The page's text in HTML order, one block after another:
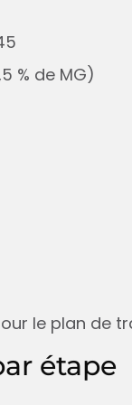
% de MG)
le plan de
étape